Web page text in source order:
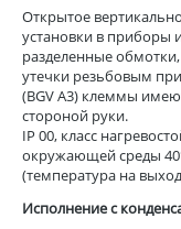
Открытое
установки в приборы
разделенные
утечки резьбовым
(BGV A3) клеммы
стороной руки.
IP 00, класс
окружающей среды
(температура на
Исполнение с